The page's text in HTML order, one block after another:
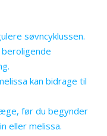
søvncyklussen.
kan bidrage til
før du begynder
eller melissa.